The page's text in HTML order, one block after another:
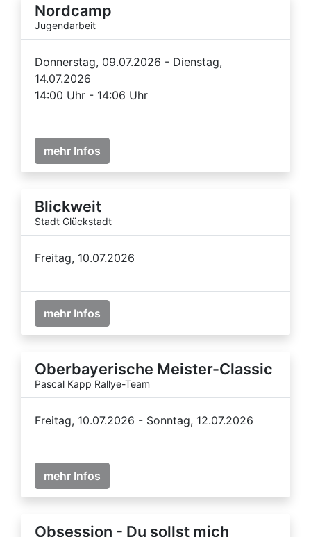
Nordcamp
Jugendarbeit
Donnerstag, 09.07.2026 - Dienstag,
14.07.2026
14:00 Uhr - 14:06 Uhr
mehr Infos
Blickweit
Stadt Glückstadt
Freitag, 10.07.2026
mehr Infos
Oberbayerische Meister-Classic
Pascal Kapp Rallye-Team
Freitag, 10.07.2026 - Sonntag, 12.07.2026
mehr Infos
Obsession - Du sollst mich